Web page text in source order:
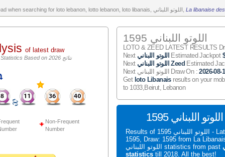
La libanaise
of latest draw
اللوتو اللبناني Statistics Based on 2026 نتائج
Non-Frequent
Number
اللوتو اللبناني 1595
LOTO & ZEED LATEST RESULTS
Next اللوتو اللبناني Estimated Jackpot
Next
اللوتو اللبناني Zeed Estimated
Next اللوتو اللبناني Draw On :2026-08-
Get loto Libanaisresults on your
to 1033,Beirut, Lebanon
Results of اللوتو اللبناني 1595 - Latest اللوتو اللبناني
1595, Draw: 1595 from La
اللوتو اللبناني statistics from past
statistics till 2018. All the best!